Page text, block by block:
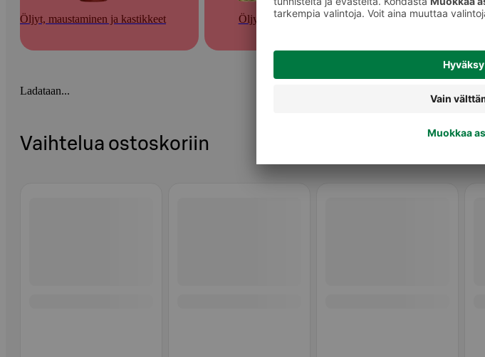
Öljyt, maustaminen ja kastikkeet Öljyt Oliiviöljyt
Ladataan...
Vaihtelua ostoskoriin